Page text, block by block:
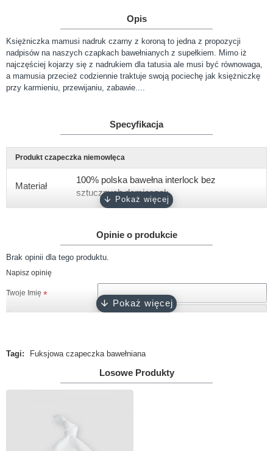
Opis
Księżniczka mamusi nadruk czarny z koroną to jedna z propozycji
nadpisów na naszych czapkach bawełnianych z supełkiem. Mimo iż
najczęściej kojarzy się z nadrukiem dla tatusia ale musi być równowaga,
a mamusia przecież codziennie traktuje swoją pociechę jak księżniczkę
przy karmieniu, przewijaniu, zabawie....
Specyfikacja
Produkt czapeczka niemowlęca
Materiał
100% polska bawełna interlock bez
sztucznych domieszek
biały, różowy, ciemny róż, błękitny,
turkusowy, szary, granatowy, czarny
Certyfikat
Produkcja 100% polski produkt - Marka Lene
Opinie o produkcie
Brak opinii dla tego produktu.
Napisz opinię
Twoje Imię
Twoja opinia
Uwaga!HTML nie jest dopuszczony!
Tagi: Fuksjowa czapeczka bawełniana
Losowe Produkty